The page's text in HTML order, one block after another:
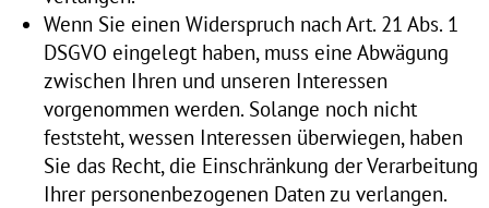
Wenn Sie einen Widerspruch nach Art. 21 Abs. 1
DSGVO eingelegt haben, muss eine Abwägung
zwischen Ihren und unseren Interessen
vorgenommen werden. Solange noch nicht
feststeht, wessen Interessen überwiegen, haben
Sie das Recht, die Einschränkung der Verarbeitung
Ihrer personenbezogenen Daten zu verlangen.